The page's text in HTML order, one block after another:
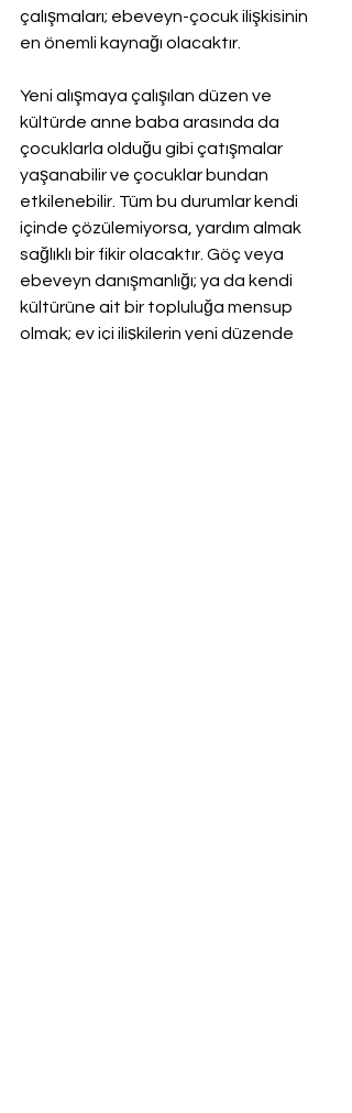
çalışmaları; ebeveyn-çocuk ilişkisinin
en önemli kaynağı olacaktır.
Yeni alışmaya çalışılan düzen ve
kültürde anne baba arasında da
çocuklarla olduğu gibi çatışmalar
yaşanabilir ve çocuklar bundan
etkilenebilir. Tüm bu durumlar kendi
içinde çözülemiyorsa, yardım almak
sağlıklı bir fikir olacaktır. Göç veya
ebeveyn danışmanlığı; ya da kendi
kültürüne ait bir topluluğa mensup
olmak; ev içi ilişkilerin yeni düzende